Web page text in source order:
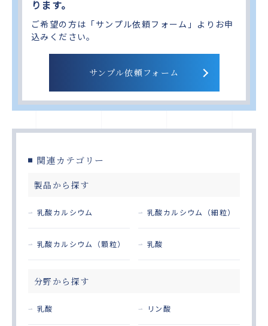
ります。
ご希望の方は「サンプル依頼フォーム」よりお申
込みください。
サンプル依頼フォーム
関連カテゴリー
製品から探す
乳酸カルシウム 乳酸カルシウム（細粒）
乳酸カルシウム（顆粒） 乳酸
分野から探す
乳酸 リン酸